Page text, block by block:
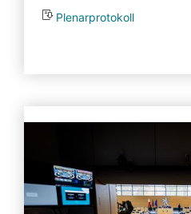
Plenarprotokoll